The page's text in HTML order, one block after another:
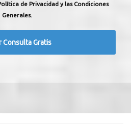
de Privacidad y las Condiciones
Generales.